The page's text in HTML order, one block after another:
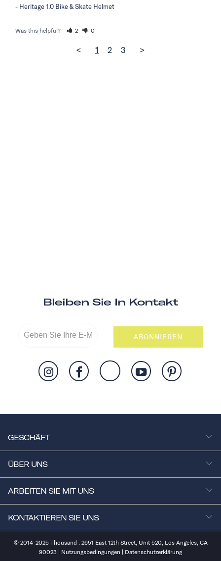
Heritage 1.0 Bike & Skate Helmet
Was this helpful? 2 0
< 1 2 3 >
Bleiben Sie In Kontakt
ABONNIEREN
GESCHÄFT
ÜBER UNS
ARBEITEN SIE MIT UNS
KONTAKTIEREN SIE UNS
© 2014-2025 Thousand . 2651 East 12th Street, Unit 520, Los Angeles, CA
90023 | Nutzungsbedingungen | Datenschutzerklärung